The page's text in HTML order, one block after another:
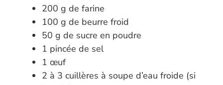
200 g de farine
100 g de beurre froid
50 g de sucre en poudre
1 pincée de sel
1 œuf
2 à 3 cuillères à soupe d’eau froide (si